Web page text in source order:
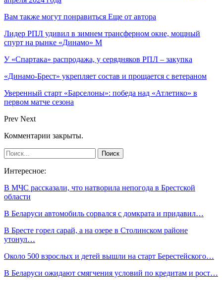
Вам также могут понравиться Еще от автора
Лидер РПЛ удивил в зимнем трансферном окне, мощный
спурт на рынке «Динамо» М
У «Спартака» распродажа, у серядняков РПЛ – закупка
«Динамо-Брест» укрепляет состав и прощается с ветераном
Уверенный старт «Барселоны»: победа над «Атлетико» в
первом матче сезона
Prev Next
Комментарии закрыты.
Интересное:
В МЧС рассказали, что натворила непогода в Брестской
области
В Беларуси автомобиль сорвался с домкрата и придавил…
В Бресте горел сарай, а на озере в Столинском районе
утонул…
Около 500 взрослых и детей вышли на старт Берестейского…
В Беларуси ожидают смягчения условий по кредитам и рост…